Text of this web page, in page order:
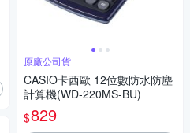
原廠公司貨
CASIO卡西歐 12位數防水防塵
計算機(WD-220MS-BU)
$829